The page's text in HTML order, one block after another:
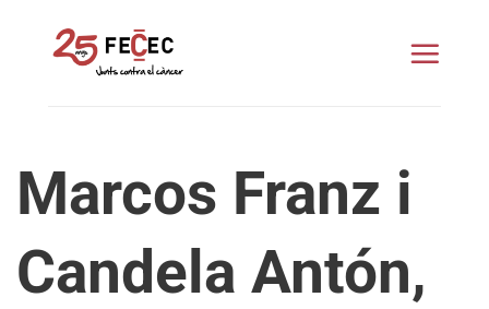
Marcos Franz i
Candela Antón,